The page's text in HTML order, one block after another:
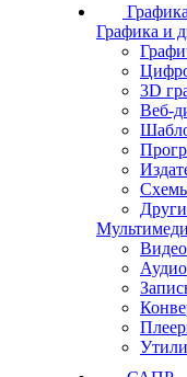
Графика и
3D
Веб-